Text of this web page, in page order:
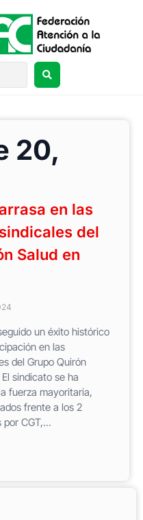
20,
en las
del
Salud en
un éxito histórico
en las
del Grupo Quirón
sindicato se ha
fuerza mayoritaria,
frente a los 2
CGT,...